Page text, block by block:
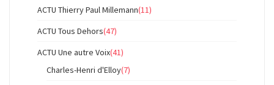
ACTU Thierry Paul Millemann(11)
ACTU Tous Dehors(47)
ACTU Une autre Voix(41)
Charles-Henri d'Elloy(7)